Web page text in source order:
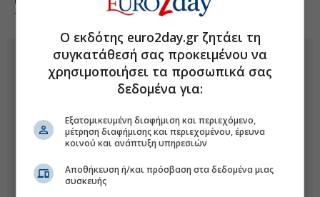
τριημέρου.
Ο εκδότης euro2day.gr ζητάει τη
συγκατάθεσή σας προκειμένου να
χρησιμοποιήσει τα προσωπικά σας
δεδομένα για:
Εξατομικευμένη διαφήμιση και περιεχόμενο,
μέτρηση διαφήμισης και περιεχομένου, έρευνα
κοινού και ανάπτυξη υπηρεσιών
Αποθήκευση ή/και πρόσβαση στα δεδομένα μιας
συσκευής